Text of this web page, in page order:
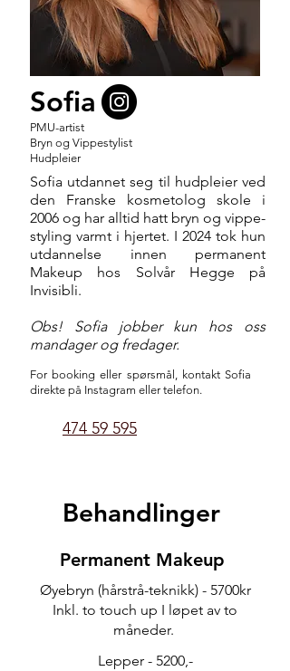
Sofia
PMU-artist
Bryn og Vippestylist
Hudpleier
Sofia utdannet seg til hudpleier ved
den Franske kosmetolog skole i
2006 og har alltid hatt bryn og vippe-
styling varmt i hjertet. I 2024 tok hun
utdannelse innen permanent
Makeup hos Solvår Hegge på
Invisibli.
Obs! Sofia jobber kun hos oss
mandager og fredager.
For booking eller spørsmål, kontakt Sofia
direkte på Instagram eller telefon.
474 59 595
Behandlinger
Permanent Makeup
Øyebryn (hårstrå-teknikk) - 5700kr
Inkl. to touch up I løpet av to
måneder.
Lepper - 5200,-